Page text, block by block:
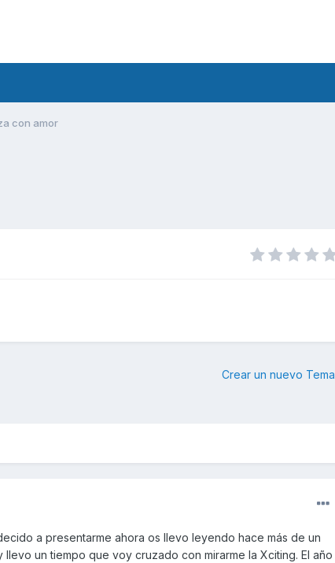
con amor
Crear un nuevo Tema
a presentarme ahora os llevo leyendo hace más de un
llevo un tiempo que voy cruzado con mirarme la Xciting. El año